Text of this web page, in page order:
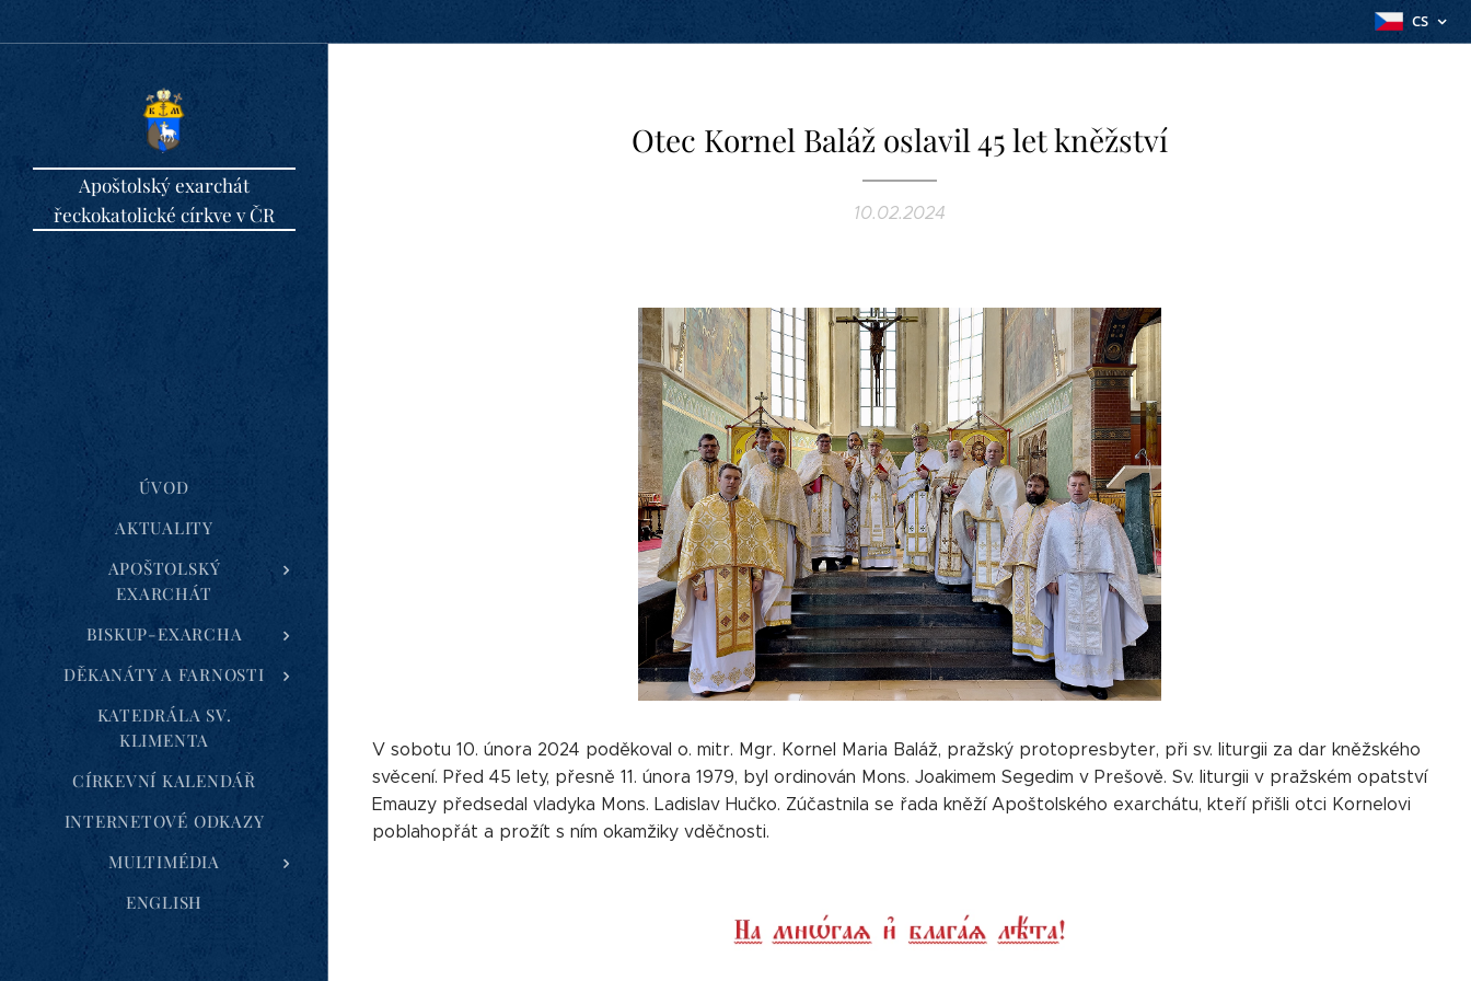
CS
Apoštolský exarchát
řeckokatolické církve v ČR
ÚVOD
AKTUALITY
APOŠTOLSKÝ
EXARCHÁT
BISKUP-EXARCHA
DĚKANÁTY A FARNOSTI
KATEDRÁLA SV.
KLIMENTA
CÍRKEVNÍ KALENDÁŘ
INTERNETOVÉ ODKAZY
MULTIMÉDIA
ENGLISH
Otec Kornel Baláž oslavil 45 let kněžství
10.02.2024
V sobotu 10. února 2024 poděkoval o. mitr. Mgr. Kornel Maria Baláž, pražský protopresbyter, při sv. liturgii za dar kněžského
svěcení. Před 45 lety, přesně 11. února 1979, byl ordinován Mons. Joakimem Segedim v Prešově. Sv. liturgii v pražském opatství
Emauzy předsedal vladyka Mons. Ladislav Hučko. Zúčastnila se řada kněží Apoštolského exarchátu, kteří přišli otci Kornelovi
poblahopřát a prožít s ním okamžiky vděčnosti.